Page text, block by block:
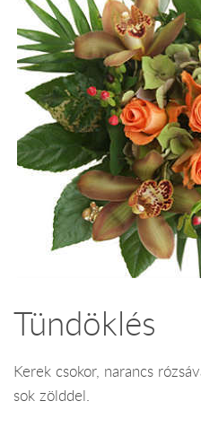
Tündöklés
Kerek csokor, narancs
sok zölddel.